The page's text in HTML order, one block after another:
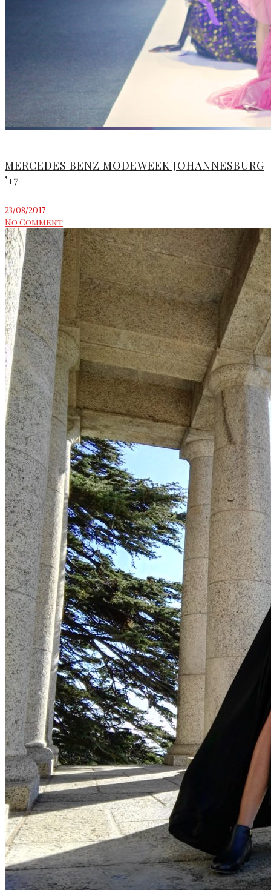
MERCEDES BENZ MODEWEEK JOHANNESBURG
’17
23/08/2017
No Comment